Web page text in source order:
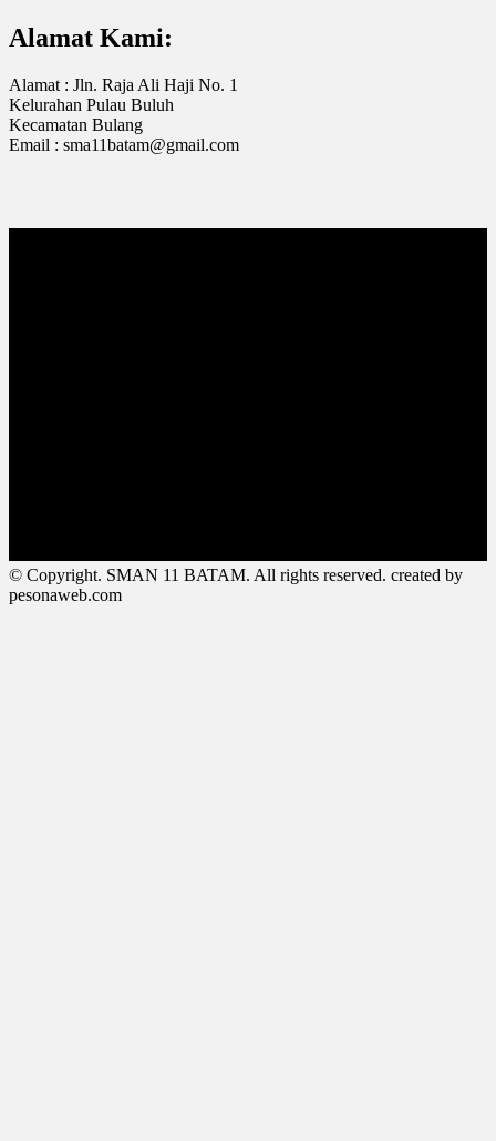
Alamat Kami:
Alamat : Jln. Raja Ali Haji No. 1
Kelurahan Pulau Buluh
Kecamatan Bulang
Email : sma11batam@gmail.com
© Copyright. SMAN 11 BATAM. All rights reserved. created by
pesonaweb.com